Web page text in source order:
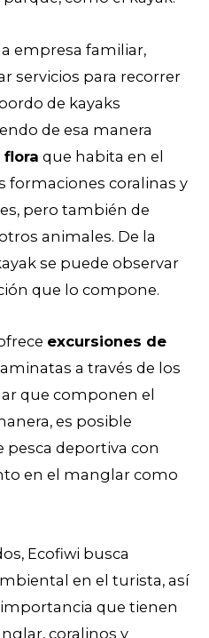
empresa familiar,
servicios para recorrer
de kayaks
de esa manera
flora que habita en el
formaciones coralinas y
pero también de
animales. De la
se puede observar
que lo compone.
excursiones de
a través de los
que componen el
es posible
pesca deportiva con
en el manglar como
Ecofiwi busca
en el turista, así
que tienen
coralinos y